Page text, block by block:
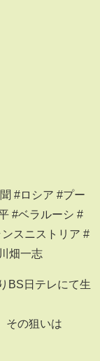
#ロシア #プー
#ベラルーシ #
スニストリア #
畑一志
BS日テレにて生
その狙いは